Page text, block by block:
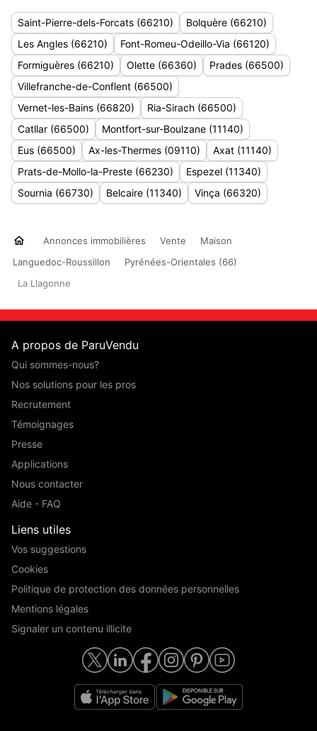
Saint-Pierre-dels-Forcats (66210)
Bolquère (66210)
Les Angles (66210)
Font-Romeu-Odeillo-Via (66120)
Formiguères (66210)
Olette (66360)
Prades (66500)
Villefranche-de-Conflent (66500)
Vernet-les-Bains (66820)
Ria-Sirach (66500)
Catllar (66500)
Montfort-sur-Boulzane (11140)
Eus (66500)
Ax-les-Thermes (09110)
Axat (11140)
Prats-de-Mollo-la-Preste (66230)
Espezel (11340)
Sournia (66730)
Belcaire (11340) Vinça (66320)
Annonces immobilières Vente
Maison
Languedoc-Roussillon
Pyrénées-Orientales (66)
La Llagonne
A propos de ParuVendu
Qui sommes-nous?
Nos solutions pour les pros
Recrutement
Témoignages
Presse
Applications
Nous contacter
Aide - FAQ
Liens utiles
Vos suggestions
Cookies
Politique de protection des données personnelles
Mentions légales
Signaler un contenu illicite